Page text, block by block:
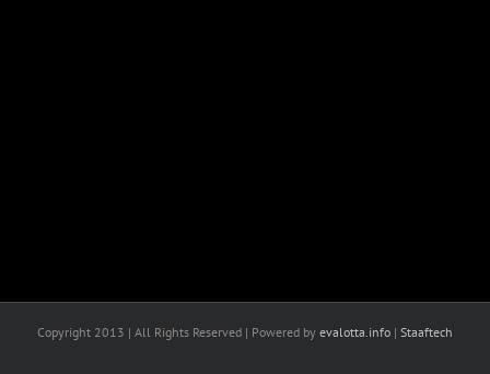
Copyright 2013 | All Rights Reserved | Powered by evalotta.info | Staaftech